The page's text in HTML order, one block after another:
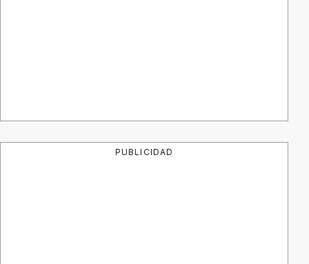
PUBLICIDAD